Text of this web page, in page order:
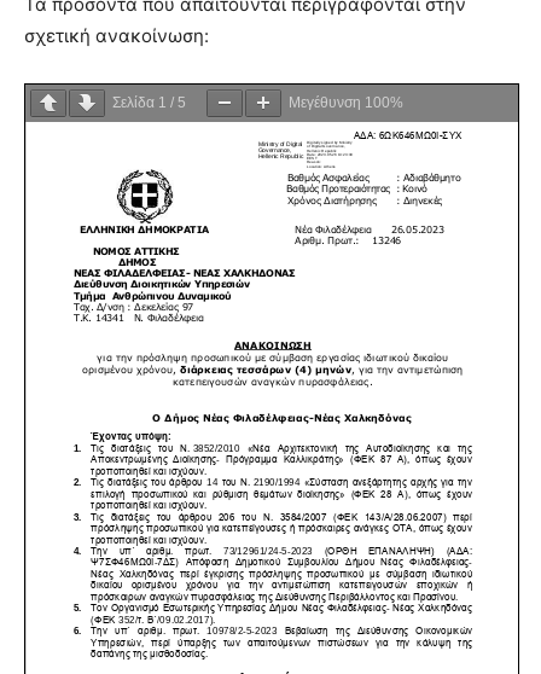
σχετική ανακοίνωση:
Σελίδα 1 / 5 Μεγέθυνση 100%